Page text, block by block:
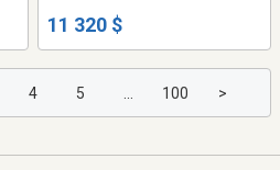
11 320 $
4 5 100 >